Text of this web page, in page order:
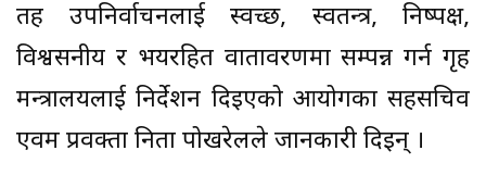
तह उपनिर्वाचनलाई स्वच्छ, स्वतन्त्र, निष्पक्ष,
विश्वसनीय र भयरहित वातावरणमा सम्पन्न गर्न गृह
मन्त्रालयलाई निर्देशन दिइएको आयोगका सहसचिव
एवम प्रवक्ता निता पोखरेलले जानकारी दिइन् ।